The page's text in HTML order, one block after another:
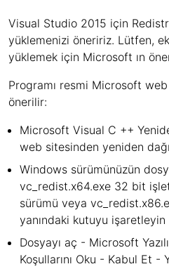
Visual Studio 2015 için
yüklemenizi öneririz. Lütfen,
yüklemek için Microsoft ın
Programı resmi Microsoft
önerilir:
Microsoft Visual C ++
web sitesinden yeniden
Windows sürümünüzün
vc_redist.x64.exe 32 bit
sürümü veya
yanındaki kutuyu işaretleyin
Dosyayı aç - Microsoft
Koşullarını Oku - Kabul Et -